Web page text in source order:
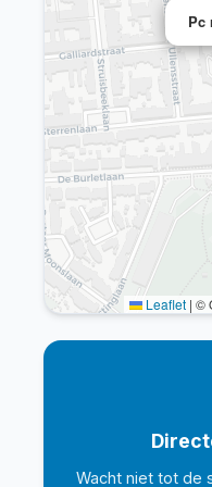
Pc
Leaflet | ©
Wacht niet tot de